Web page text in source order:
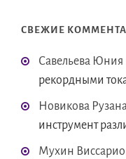
СВЕЖИЕ
Савельева Юния
рекордными
Новикова
инструмент
Мухин